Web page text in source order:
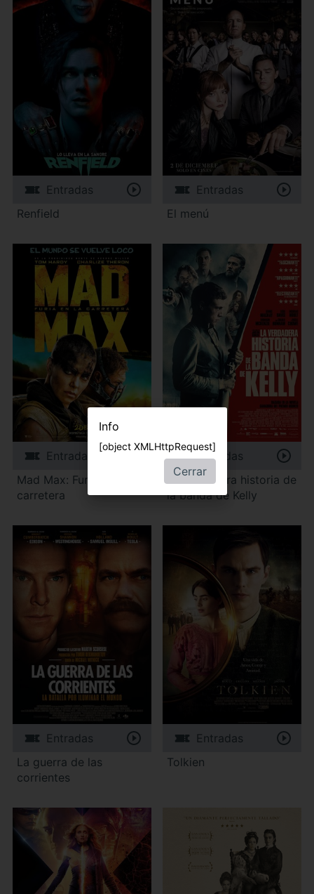
Entradas
Renfield
Entradas
El menú
Entradas
Mad Max: Furia en la
carretera
Entradas
La verdadera historia de
la banda de Kelly
Entradas
La guerra de las
corrientes
Entradas
Tolkien
Info
[object XMLHttpRequest]
Cerrar